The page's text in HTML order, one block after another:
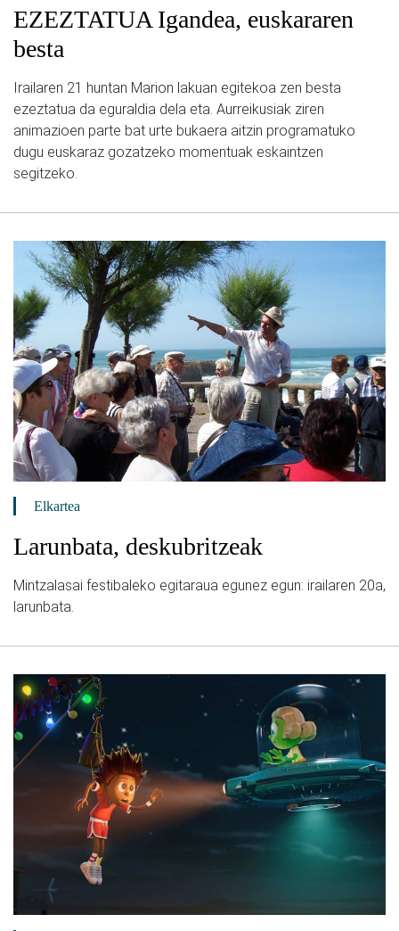
EZEZTATUA Igandea, euskararen
besta
Irailaren 21 huntan Marion lakuan egitekoa zen besta
ezeztatua da eguraldia dela eta. Aurreikusiak ziren
animazioen parte bat urte bukaera aitzin programatuko
dugu euskaraz gozatzeko momentuak eskaintzen
segitzeko.
Elkartea
Larunbata, deskubritzeak
Mintzalasai festibaleko egitaraua egunez egun: irailaren 20a,
larunbata.